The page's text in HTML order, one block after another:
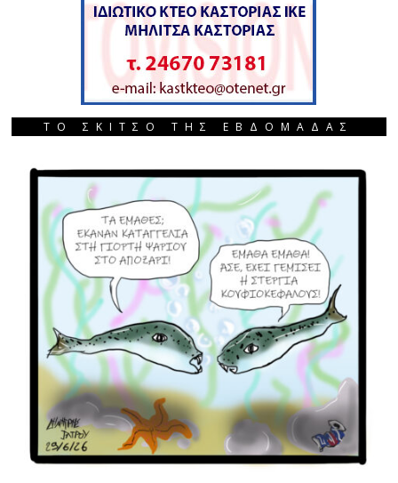
ΤΟ ΣΚΙΤΣΟ ΤΗΣ ΕΒΔΟΜΑΔΑΣ